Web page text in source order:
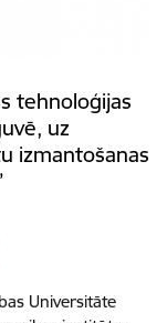
tehnoloģijas
uz
izmantošanas
Universitāte